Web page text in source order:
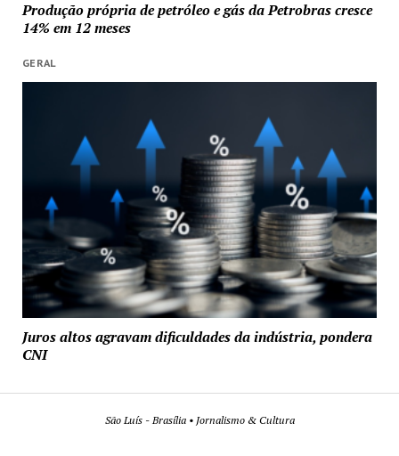
Produção própria de petróleo e gás da Petrobras cresce
14% em 12 meses
GERAL
Juros altos agravam dificuldades da indústria, pondera
CNI
São Luís - Brasília • Jornalismo & Cultura